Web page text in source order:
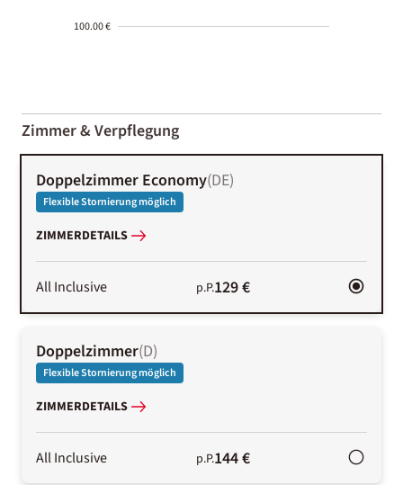
100.00 €
01-02
Zimmer & Verpflegung
Doppelzimmer Economy(DE)
Flexible Stornierung möglich
ZIMMERDETAILS
All Inclusive p.P.129 €
Doppelzimmer(D)
Flexible Stornierung möglich
ZIMMERDETAILS
All Inclusive p.P.144 €